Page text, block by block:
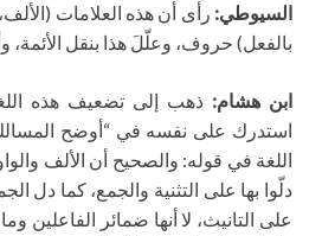
السيوطي: رأى أن هذه العلامات
بالفعل) حروف، وعلّلَ هذا بنقل الأئمة،
ابن هشام: ذهب إلى تضعيف هذه
استدرك على نفسه في “أوضح
اللغة في قوله: والصحيح أن الألف
دلّوا بها على التثنية والجمع، كما دل
على التانيث، لا أنها ضمائر الفاعلين